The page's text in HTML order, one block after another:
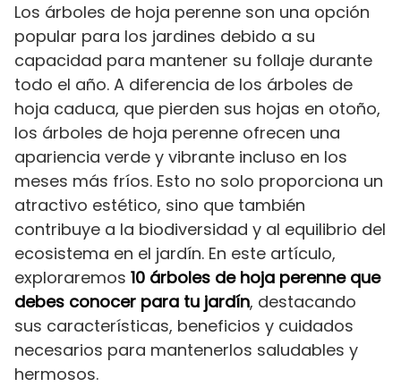
Los árboles de hoja perenne son una opción
popular para los jardines debido a su
capacidad para mantener su follaje durante
todo el año. A diferencia de los árboles de
hoja caduca, que pierden sus hojas en otoño,
los árboles de hoja perenne ofrecen una
apariencia verde y vibrante incluso en los
meses más fríos. Esto no solo proporciona un
atractivo estético, sino que también
contribuye a la biodiversidad y al equilibrio del
ecosistema en el jardín. En este artículo,
exploraremos 10 árboles de hoja perenne que
debes conocer para tu jardín, destacando
sus características, beneficios y cuidados
necesarios para mantenerlos saludables y
hermosos.